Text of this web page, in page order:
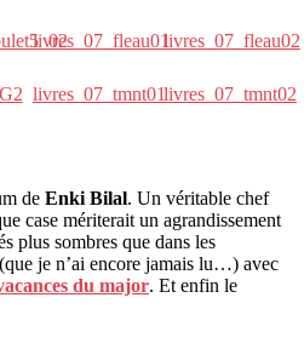
livres_07_fleau01livres_07_fleau02
livres_07_tmnt01livres_07_tmnt02
de Enki Bilal. Un véritable chef
case mériterait un agrandissement
plus sombres que dans les
(que je n’ai encore jamais lu…) avec
du major. Et enfin le